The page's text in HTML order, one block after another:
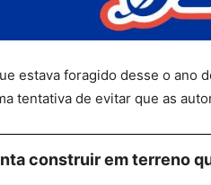
estava foragido desse o ano
tentativa de evitar que as
construir em terreno